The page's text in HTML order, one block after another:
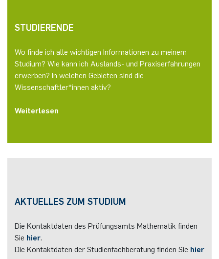
STUDIERENDE
Wo finde ich alle wichtigen Informationen zu meinem
Studium? Wie kann ich Auslands- und Praxiserfahrungen
erwerben? In welchen Gebieten sind die
Wissenschaftler*innen aktiv?
Weiterlesen
AKTUELLES ZUM STUDIUM
Die Kontaktdaten des Prüfungsamts Mathematik finden
Sie hier.
Die Kontaktdaten der Studienfachberatung finden Sie hier